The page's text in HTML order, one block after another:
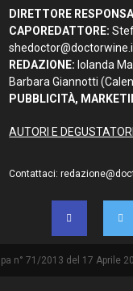
DIRETTORE
CAPOREDATTORE:
REDAZIONE: Iolanda
Barbara Giannotti
PUBBLICITÀ,
AUTORI E DEGUSTATORI
Contattaci:
n° 71/2013 del 17 Aprile